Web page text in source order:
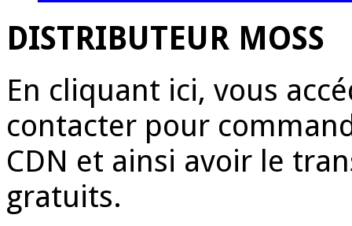
DISTRIBUTEUR MOSS
En cliquant ici, vous
contacter pour
CDN et ainsi avoir le
gratuits.